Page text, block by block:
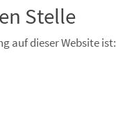
Stelle
auf dieser Website ist: